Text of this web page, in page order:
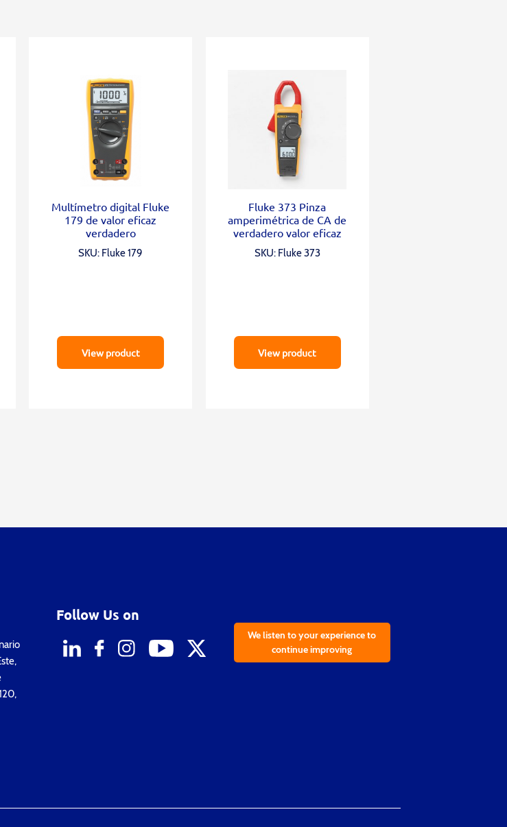
Multímetro digital Fluke
179 de valor eficaz
verdadero
SKU: Fluke 179
View product
Fluke 373 Pinza
amperimétrica de CA de
verdadero valor eficaz
SKU: Fluke 373
View product
Follow Us on
We listen to your experience to
continue improving